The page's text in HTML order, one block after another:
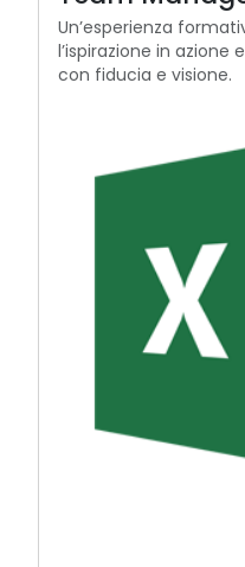
Un’esperienza
l’ispirazione in
con fiducia e visione.